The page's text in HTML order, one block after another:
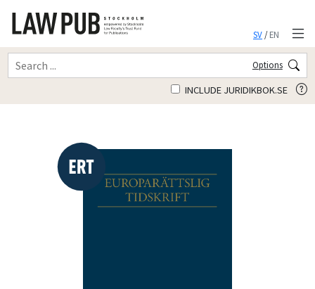
SV/EN
Options
INCLUDE JURIDIKBOK.SE